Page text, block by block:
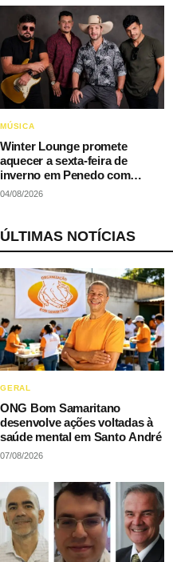
MÚSICA
Winter Lounge promete
aquecer a sexta-feira de
inverno em Penedo com
música e gastronomia
04/08/2026
ÚLTIMAS NOTÍCIAS
GERAL
ONG Bom Samaritano
desenvolve ações voltadas à
saúde mental em Santo André
07/08/2026